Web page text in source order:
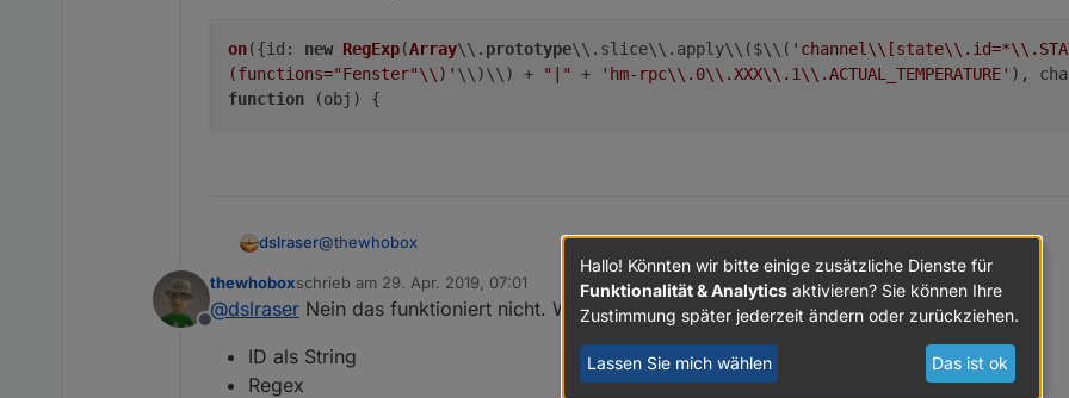
on({id : new RegExp(Array\\. prototype\\. slice\\. apply\\($\\(
(functions="Fenster"\\)' \\)\\) + "|" + 'hm-rpc\\.0\\.XXX\\.1\\.ACTUAL_TEMPERATURE' ),
function (obj ) {
dslraser@thewhobox
ich habe mal eine Frage....
Ich benutze den Selector als Trigger, das funktioniert auch (siehe Fensterscript). Wenn ich jetzt
Gehen nicht beide zusammen ?
Offline
thewhoboxschrieb am 29. Apr. 2019, 07:01
zuletzt editiert von
@dslraser Nein das funktioniert nicht. Wie auch im Javascript kannst du ENTWEDER:
ID als String
Regex
Hallo! Könnten wir bitte einige zusätzliche Dienste für
Funktionalität & Analytics aktivieren? Sie können Ihre
Zustimmung später jederzeit ändern oder zurückziehen.
Lassen Sie mich wählen Das ist ok